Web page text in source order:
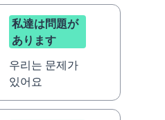
私達は問題が
あります
우리는 문제가
있어요